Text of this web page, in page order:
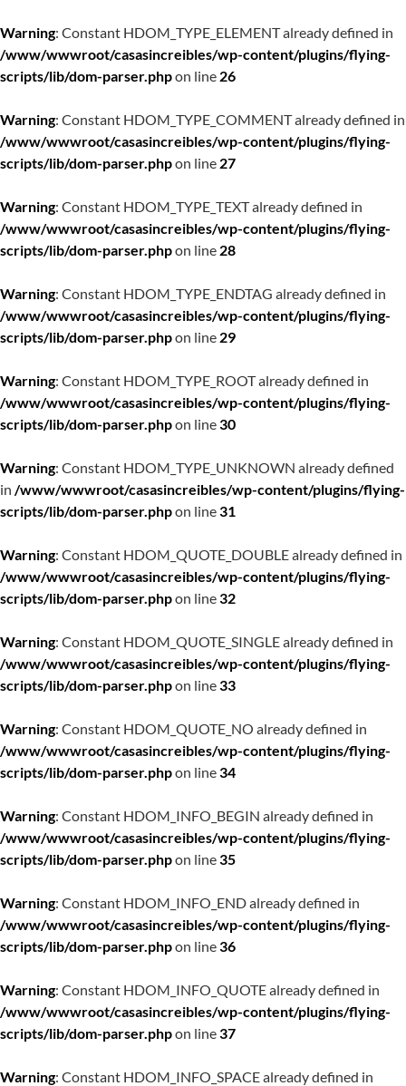
Warning: Constant HDOM_TYPE_ELEMENT already defined in
/www/wwwroot/casasincreibles/wp-content/plugins/flying-
scripts/lib/dom-parser.phpon line 26
Warning: Constant HDOM_TYPE_COMMENT already defined in
/www/wwwroot/casasincreibles/wp-content/plugins/flying-
scripts/lib/dom-parser.phpon line 27
Warning: Constant HDOM_TYPE_TEXT already defined in
/www/wwwroot/casasincreibles/wp-content/plugins/flying-
scripts/lib/dom-parser.phpon line 28
Warning: Constant HDOM_TYPE_ENDTAG already defined in
/www/wwwroot/casasincreibles/wp-content/plugins/flying-
scripts/lib/dom-parser.phpon line 29
Warning: Constant HDOM_TYPE_ROOT already defined in
/www/wwwroot/casasincreibles/wp-content/plugins/flying-
scripts/lib/dom-parser.phpon line30
Warning: Constant HDOM_TYPE_UNKNOWN already defined
in /www/wwwroot/casasincreibles/wp-content/plugins/flying-
scripts/lib/dom-parser.phpon line31
Warning: Constant HDOM_QUOTE_DOUBLE already defined in
/www/wwwroot/casasincreibles/wp-content/plugins/flying-
scripts/lib/dom-parser.phpon line32
Warning: Constant HDOM_QUOTE_SINGLE already defined in
/www/wwwroot/casasincreibles/wp-content/plugins/flying-
scripts/lib/dom-parser.phpon line33
Warning: Constant HDOM_QUOTE_NO already defined in
/www/wwwroot/casasincreibles/wp-content/plugins/flying-
scripts/lib/dom-parser.phpon line34
Warning: Constant HDOM_INFO_BEGIN already defined in
/www/wwwroot/casasincreibles/wp-content/plugins/flying-
scripts/lib/dom-parser.phpon line35
Warning: Constant HDOM_INFO_END already defined in
/www/wwwroot/casasincreibles/wp-content/plugins/flying-
scripts/lib/dom-parser.phpon line36
Warning: Constant HDOM_INFO_QUOTE already defined in
/www/wwwroot/casasincreibles/wp-content/plugins/flying-
scripts/lib/dom-parser.phpon line37
Warning: Constant HDOM_INFO_SPACE already defined in